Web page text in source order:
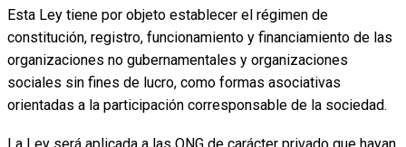
Esta Ley tiene por objeto establecer el régimen de
constitución, registro, funcionamiento y financiamiento de las
organizaciones no gubernamentales y organizaciones
sociales sin fines de lucro, como formas asociativas
orientadas a la participación corresponsable de la sociedad.